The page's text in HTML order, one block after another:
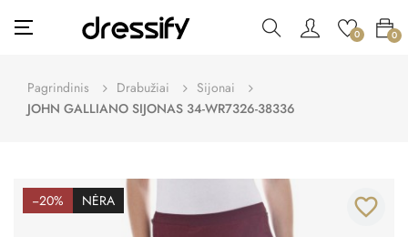
Toggle
navigation
☰ 0 0
Pagrindinis Drabužiai
Sijonai
JOHN GALLIANO SIJONAS 34-WR7326-38336
−20% NĖRA favorite_border